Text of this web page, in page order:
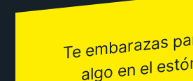
Te
mbarazas
algo en